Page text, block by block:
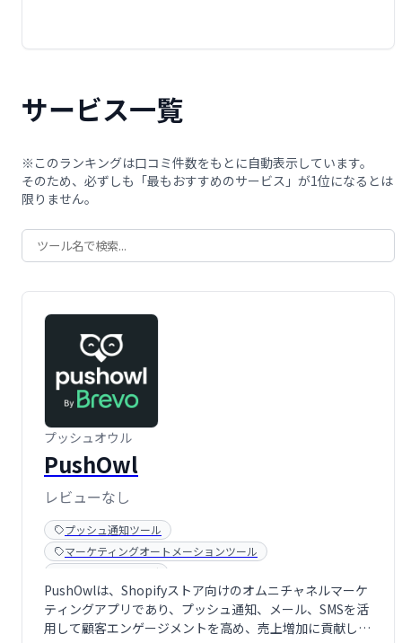
サービス一覧
※このランキングは口コミ件数をもとに自動表示しています。
そのため、必ずしも「最もおすすめのサービス」が1位になるとは
限りません。
プッシュオウル
PushOwl
レビューなし
プッシュ通知ツール
マーケティングオートメーションツール
SNSマーケティング
PushOwlは、Shopifyストア向けのオムニチャネルマーケ
ティングアプリであり、プッシュ通知、メール、SMSを活
用して顧客エンゲージメントを高め、売上増加に貢献しま